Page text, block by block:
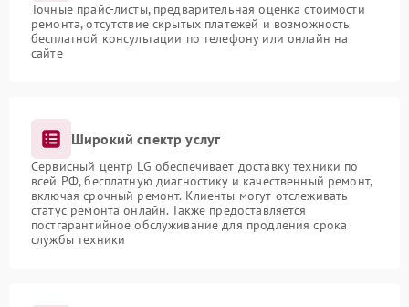
Точные прайс-листы, предварительная оценка стоимости
ремонта, отсутствие скрытых платежей и возможность
бесплатной консультации по телефону или онлайн на
сайте
Широкий спектр услуг
Сервисный центр LG обеспечивает доставку техники по
всей РФ, бесплатную диагностику и качественный ремонт,
включая срочный ремонт. Клиенты могут отслеживать
статус ремонта онлайн. Также предоставляется
постгарантийное обслуживание для продления срока
службы техники